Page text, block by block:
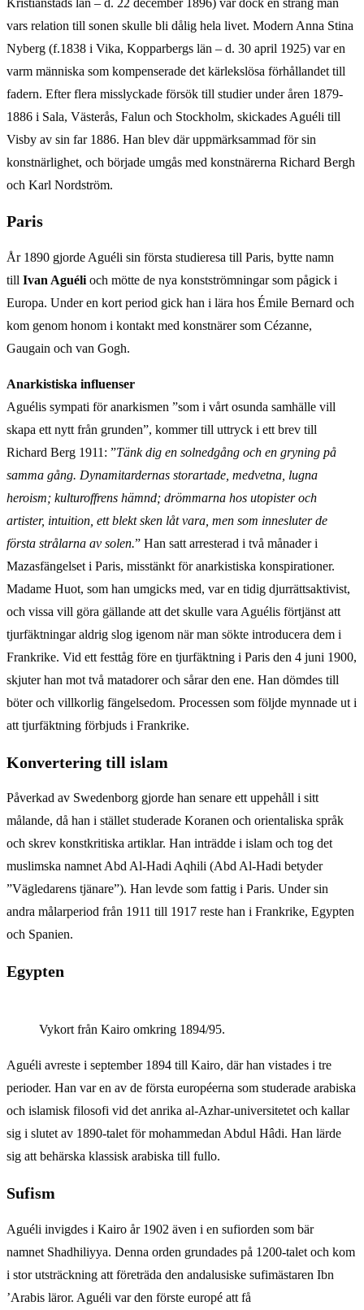
vars relation till sonen skulle bli dålig hela livet. Modern Anna Stina
Nyberg (f.1838 i Vika, Kopparbergs län – d. 30 april 1925) var en
varm människa som kompenserade det kärlekslösa förhållandet till
fadern. Efter flera misslyckade försök till studier under åren 1879-
1886 i Sala, Västerås, Falun och Stockholm, skickades Aguéli till
Visby av sin far 1886. Han blev där uppmärksammad för sin
konstnärlighet, och började umgås med konstnärerna Richard Bergh
och Karl Nordström.
Paris
År 1890 gjorde Aguéli sin första studieresa till Paris, bytte namn
till Ivan Aguéli och mötte de nya konstströmningar som pågick i
Europa. Under en kort period gick han i lära hos Émile Bernard och
kom genom honom i kontakt med konstnärer som Cézanne,
Gaugain och van Gogh.
Anarkistiska influenser
Aguélis sympati för anarkismen ”som i vårt osunda samhälle vill
skapa ett nytt från grunden”, kommer till uttryck i ett brev till
Richard Berg 1911: ”Tänk dig en solnedgång och en gryning på
samma gång. Dynamitardernas storartade, medvetna, lugna
heroism; kulturoffrens hämnd; drömmarna hos utopister och
artister, intuition, ett blekt sken låt vara, men som innesluter de
första strålarna av solen.” Han satt arresterad i två månader i
Mazasfängelset i Paris, misstänkt för anarkistiska konspirationer.
Madame Huot, som han umgicks med, var en tidig djurrättsaktivist,
och vissa vill göra gällande att det skulle vara Aguélis förtjänst att
tjurfäktningar aldrig slog igenom när man sökte introducera dem i
Frankrike. Vid ett festtåg före en tjurfäktning i Paris den 4 juni 1900,
skjuter han mot två matadorer och sårar den ene. Han dömdes till
böter och villkorlig fängelsedom. Processen som följde mynnade ut i
att tjurfäktning förbjuds i Frankrike.
Konvertering till islam
Påverkad av Swedenborg gjorde han senare ett uppehåll i sitt
målande, då han i stället studerade Koranen och orientaliska språk
och skrev konstkritiska artiklar. Han inträdde i islam och tog det
muslimska namnet Abd Al-Hadi Aqhili (Abd Al-Hadi betyder
”Vägledarens tjänare”). Han levde som fattig i Paris. Under sin
andra målarperiod från 1911 till 1917 reste han i Frankrike, Egypten
och Spanien.
Egypten
Vykort från Kairo omkring 1894/95.
Aguéli avreste i september 1894 till Kairo, där han vistades i tre
perioder. Han var en av de första européerna som studerade arabiska
och islamisk filosofi vid det anrika al-Azhar-universitetet och kallar
sig i slutet av 1890-talet för mohammedan Abdul Hâdi. Han lärde
sig att behärska klassisk arabiska till fullo.
Sufism
Aguéli invigdes i Kairo år 1902 även i en sufiorden som bär
namnet Shadhiliyya. Denna orden grundades på 1200-talet och kom
i stor utsträckning att företräda den andalusiske sufimästaren Ibn
’Arabis läror. Aguéli var den förste europé att få